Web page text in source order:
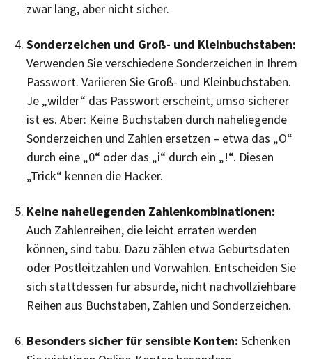
zwar lang, aber nicht sicher.
Sonderzeichen und Groß- und Kleinbuchstaben:
Verwenden Sie verschiedene Sonderzeichen in Ihrem
Passwort. Variieren Sie Groß- und Kleinbuchstaben.
Je „wilder“ das Passwort erscheint, umso sicherer
ist es. Aber: Keine Buchstaben durch naheliegende
Sonderzeichen und Zahlen ersetzen – etwa das „O“
durch eine „0“ oder das „i“ durch ein „!“. Diesen
„Trick“ kennen die Hacker.
Keine naheliegenden Zahlenkombinationen:
Auch Zahlenreihen, die leicht erraten werden
können, sind tabu. Dazu zählen etwa Geburtsdaten
oder Postleitzahlen und Vorwahlen. Entscheiden Sie
sich stattdessen für absurde, nicht nachvollziehbare
Reihen aus Buchstaben, Zahlen und Sonderzeichen.
Besonders sicher für sensible Konten: Schenken